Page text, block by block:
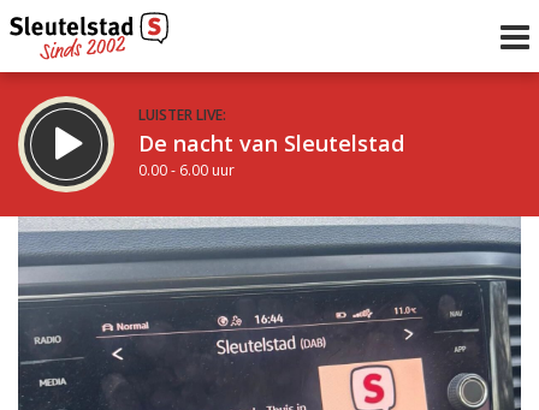
LUISTER LIVE:
De nacht van Sleutelstad
0.00 - 6.00 uur
STRAKS:
De ochtend van Sleutelstad
6.00 - 12.00 uur
Vorig uur
uur 1 van 0 Volgend uur